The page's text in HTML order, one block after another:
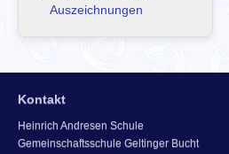
Auszeichnungen
Kontakt
Heinrich Andresen Schule
Gemeinschaftsschule Geltinger Bucht